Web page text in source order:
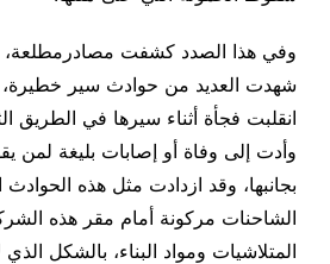
وفي هذا الصدد كشفت مصادرمطلعة،
شهدت العديد من حوادث سير
وأدت إلى وفاة أو إصابات بليغة لمن
بجانبها، وقد ازدادت مثل هذه
الشاحنات مركونة أمام مقر هذه
المتلاشيات ومواد البناء، بالشكل